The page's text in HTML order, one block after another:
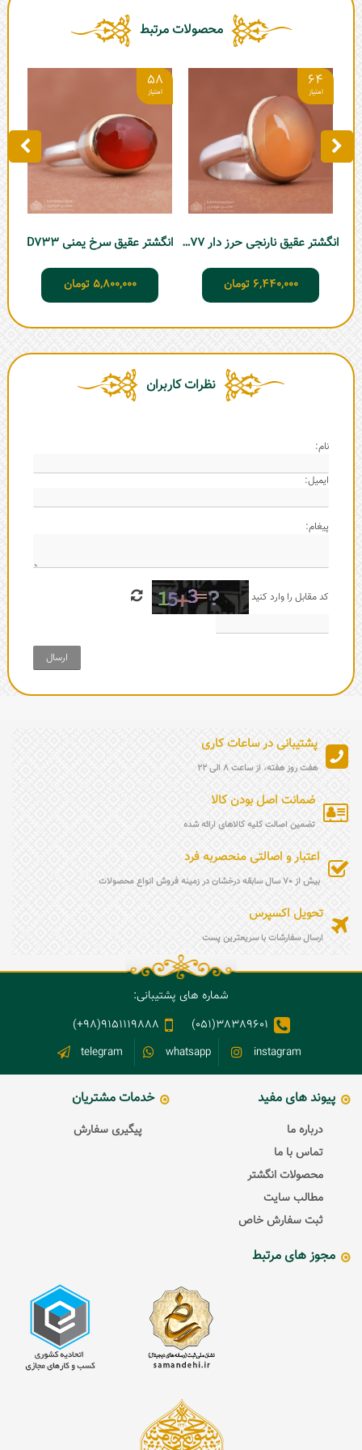
محصولات مرتبط
64
انگشتر عقیق نارنجی حرز دار D477
6,440,000 تومان
58
انگشتر عقیق سرخ یمنی D733
5,800,000 تومان
نظرات کاربران
نام:
ایمیل:
پیغام:
کد مقابل را وارد کنید
ارسال
پشتیبانی در ساعات کاری
هفت روز هفته، از ساعت 8 الی 22
ضمانت اصل بودن کالا
تضمین اصالت کلیه کالاهای ارائه شده
اعتبار و اصالتی منحصربه فرد
بیش از 70 سال سابقه درخشان در زمینه فروش انواع محصولات
تحویل اکسپرس
ارسال سفارشات با سریعترین پست
شماره های پشتیبانی:
38389601(051)
9151119888(98+)
instagram
whatsapp
telegram
پیوند های مفید
درباره ما
تماس با ما
محصولات انگشتر
مطالب سایت
ثبت سفارش خاص
خدمات مشتریان
پیگیری سفارش
مجوز های مرتبط